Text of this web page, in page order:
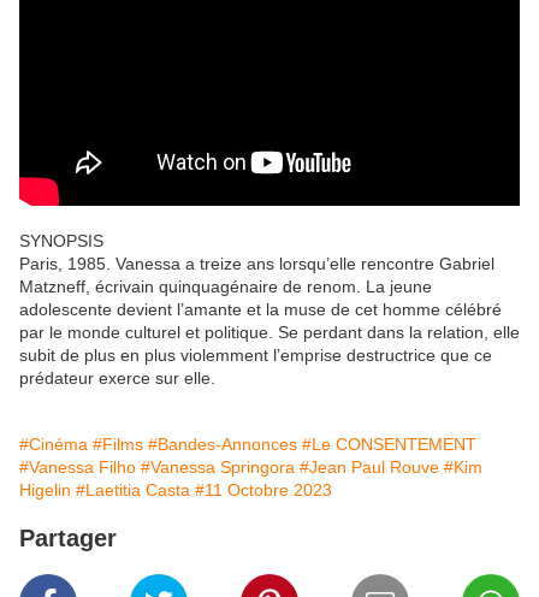
SYNOPSIS
Paris, 1985. Vanessa a treize ans lorsqu’elle rencontre Gabriel
Matzneff, écrivain quinquagénaire de renom. La jeune
adolescente devient l’amante et la muse de cet homme célébré
par le monde culturel et politique. Se perdant dans la relation, elle
subit de plus en plus violemment l’emprise destructrice que ce
prédateur exerce sur elle.
#Cinéma #Films #Bandes-Annonces #Le CONSENTEMENT
#Vanessa Filho #Vanessa Springora #Jean Paul Rouve #Kim
Higelin #Laetitia Casta #11 Octobre 2023
Partager